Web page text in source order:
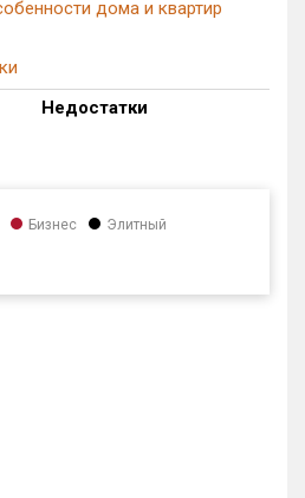
дома и квартир
Недостатки
Бизнес
Элитный